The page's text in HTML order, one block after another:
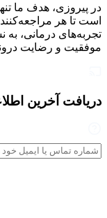
در پیروزی، هدف ما
است تا هر
تجربه‌های درمانی،
موفقیت و رضایت
دریافت آخرین